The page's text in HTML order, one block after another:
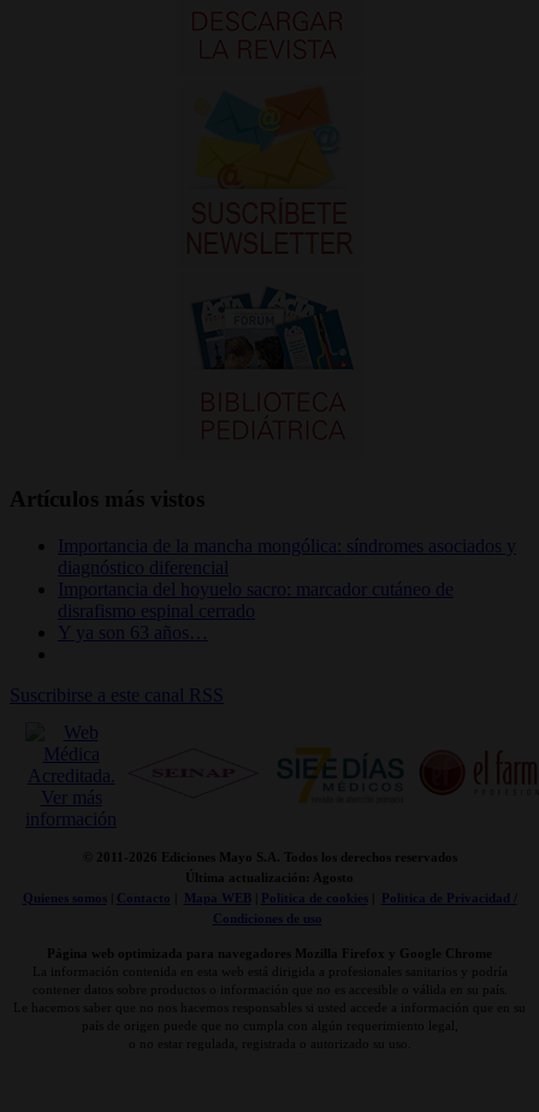
Artículos más vistos
Importancia de la mancha mongólica: síndromes asociados y
diagnóstico diferencial
Importancia del hoyuelo sacro: marcador cutáneo de
disrafismo espinal cerrado
Y ya son 63 años…
Suscribirse a este canal RSS
© 2011- 2026 Ediciones Mayo S.A. Todos los derechos reservados
Última actualización: Agosto
Quienes somos| Contacto Mapa WEB| Politica de cookies|
Politica de Privacidad /
Condiciones de uso
Página web optimizada para navegadores Mozilla Firefox y Google Chrome
La información contenida en esta web está dirigida a profesionales sanitarios y podría
contener datos sobre productos o información que no es accesible o válida en su país.
Le hacemos saber que no nos hacemos responsables si usted accede a información que en su
país de origen puede que no cumpla con algún requerimiento legal,
o no estar regulada, registrada o autorizado su uso.